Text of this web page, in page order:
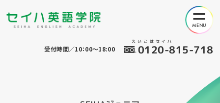
えいごはセイハ
0120-815-718
受付時間／10：00～18:00